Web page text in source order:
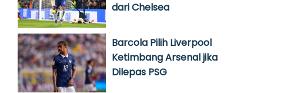
dari Chelsea
Barcola Pilih Liverpool
Ketimbang Arsenal jika
Dilepas PSG